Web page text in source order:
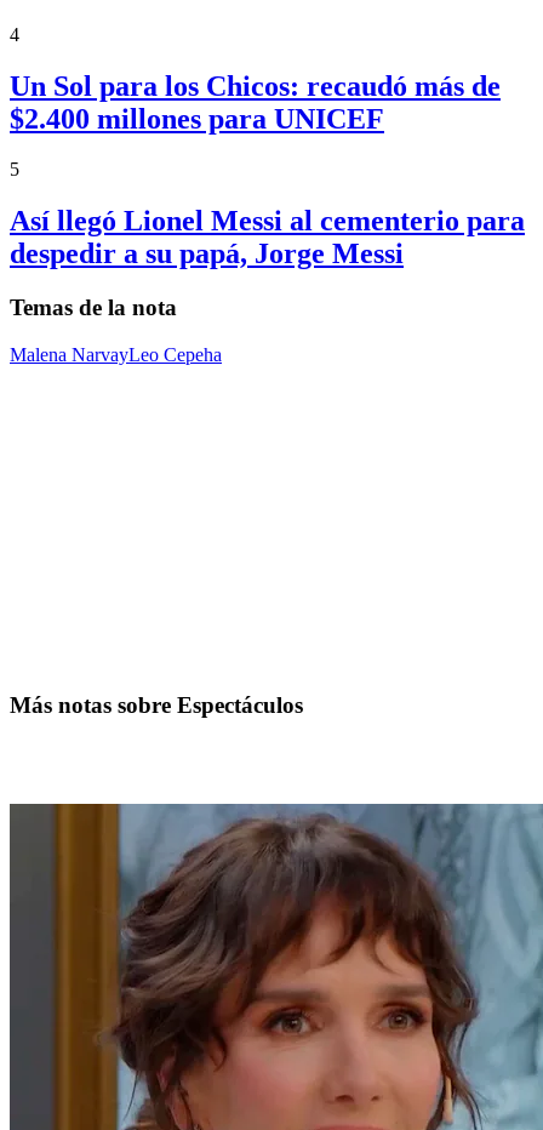
4
Un Sol para los Chicos: recaudó más de
$2.400 millones para UNICEF
5
Así llegó Lionel Messi al cementerio para
despedir a su papá, Jorge Messi
Temas de la nota
Malena NarvayLeo Cepeha
Más notas sobre Espectáculos